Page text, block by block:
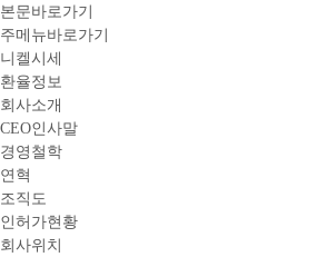
본문바로가기
주메뉴바로가기
니켈시세
환율정보
회사소개
CEO인사말
경영철학
연혁
조직도
인허가현황
회사위치